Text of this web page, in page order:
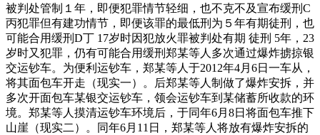
被判处管制１年，即便犯罪情节轻细，也不克不及宣布缓刑C
丙犯罪但有建功情节，即便该罪的最低刑为５年有期徒刑，也
可能合用缓刑D丁 17岁时因犯放火罪被判处有期 徒刑 5年，23
岁时又犯罪，仍有可能合用缓刑郑某等人多次通过爆炸掳掠银
交运钞车。为便利运钞车，郑某等人于2012年4月6日一车从，
将其面包车开走（现实一）。后郑某等人制做了爆炸安拆，并
多次开面包车某银交运钞车，领会运钞车到某储蓄所收款的环
境。郑某等人摸清运钞车环境后，于同年6月8日将面包车推下
山崖（现实二）。同年6月11日，郑某等人将放有爆炸安拆的